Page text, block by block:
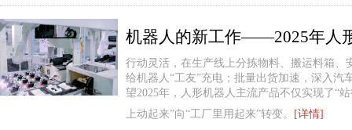
行动灵活，在生产线上分拣物料、搬运料箱、
给机器人“工友”充电；批量出货加速，深入
望2025年，人形机器人主流产品不仅实现了“
上动起来”向“工厂里用起来”转变。
[详情]